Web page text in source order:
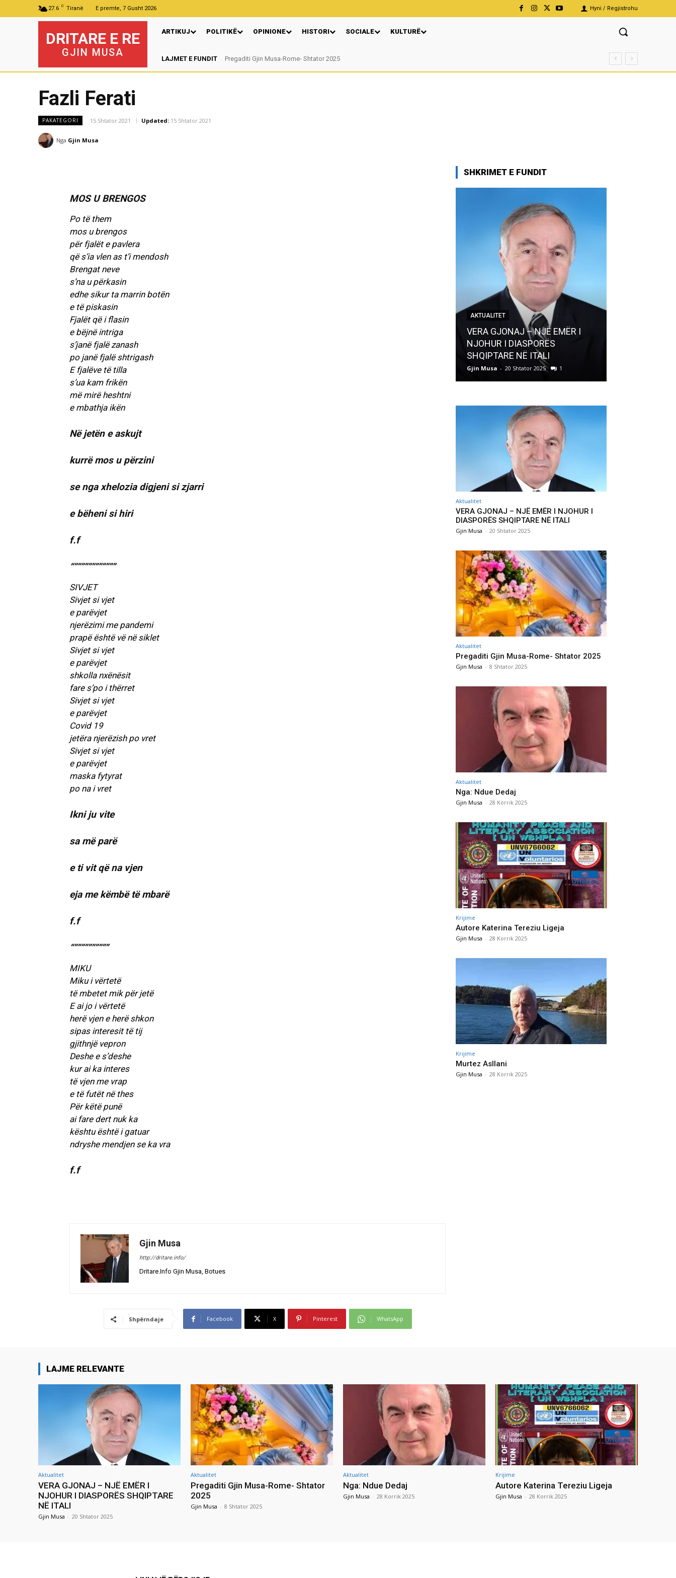
27.6 C Tiranë E premte, 7 Gusht 2026 Hyni / Regjistrohu
DRITARE E RE
GJIN MUSA
ARTIKUJ POLITIKË OPINIONE HISTORI SOCIALE KULTURË
LAJMET E FUNDIT Pregaditi Gjin Musa-Rome- Shtator 2025
Nga: Ndue Dedaj
Fazli Ferati
PAKATEGORI 15 Shtator 2021 Updated: 15 Shtator 2021
Nga Gjin Musa
MOS U BRENGOS
Po të them
mos u brengos
për fjalët e pavlera
që s’ia vlen as t’i mendosh
Brengat neve
s’na u përkasin
edhe sikur ta marrin botën
e të piskasin
Fjalët që i flasin
e bëjnë intriga
s’janë fjalë zanash
po janë fjalë shtrigash
E fjalëve të tilla
s’ua kam frikën
më mirë heshtni
e mbathja ikën
Në jetën e askujt
kurrë mos u përzini
se nga xhelozia digjeni si zjarri
e bëheni si hiri
f.f
“””””””””””””
SIVJET
Sivjet si vjet
e parëvjet
njerëzimi me pandemi
prapë është vë në siklet
Sivjet si vjet
e parëvjet
shkolla nxënësit
fare s’po i thërret
Sivjet si vjet
e parëvjet
Covid 19
jetëra njerëzish po vret
Sivjet si vjet
e parëvjet
maska fytyrat
po na i vret
Ikni ju vite
sa më parë
e ti vit që na vjen
eja me këmbë të mbarë
f.f
“””””””””””
MIKU
Miku i vërtetë
të mbetet mik për jetë
E ai jo i vërtetë
herë vjen e herë shkon
sipas interesit të tij
gjithnjë vepron
Deshe e s’deshe
kur ai ka interes
të vjen me vrap
e të futët në thes
Për këtë punë
ai fare dert nuk ka
kështu është i gatuar
ndryshe mendjen se ka vra
f.f
Gjin Musa
http://dritare.info/
Dritare.Info Gjin Musa, Botues
Shpërndaje Facebook X Pinterest WhatsApp
SHKRIMET E FUNDIT
AKTUALITET
VERA GJONAJ – NJË EMËR I
NJOHUR I DIASPORËS
SHQIPTARE NË ITALI
Gjin Musa - 20 Shtator 2025 1
Aktualitet
VERA GJONAJ – NJË EMËR I NJOHUR I
DIASPORËS SHQIPTARE NË ITALI
Gjin Musa - 20 Shtator 2025
Aktualitet
Pregaditi Gjin Musa-Rome- Shtator 2025
Gjin Musa - 8 Shtator 2025
Aktualitet
Nga: Ndue Dedaj
Gjin Musa - 28 Korrik 2025
Krijime
Autore Katerina Tereziu Ligeja
Gjin Musa - 28 Korrik 2025
Krijime
Murtez Asllani
Gjin Musa - 28 Korrik 2025
LAJME RELEVANTE
Aktualitet
VERA GJONAJ – NJË EMËR I
NJOHUR I DIASPORËS SHQIPTARE
NË ITALI
Gjin Musa - 20 Shtator 2025
Aktualitet
Pregaditi Gjin Musa-Rome- Shtator
2025
Gjin Musa - 8 Shtator 2025
Aktualitet
Nga: Ndue Dedaj
Gjin Musa - 28 Korrik 2025
Krijime
Autore Katerina Tereziu Ligeja
Gjin Musa - 28 Korrik 2025